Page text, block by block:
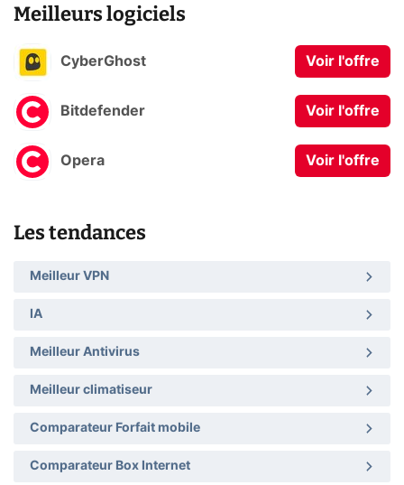
Meilleurs logiciels
CyberGhost Voir l'offre
Bitdefender Voir l'offre
Opera Voir l'offre
Les tendances
Meilleur VPN
IA
Meilleur Antivirus
Meilleur climatiseur
Comparateur Forfait mobile
Comparateur Box Internet